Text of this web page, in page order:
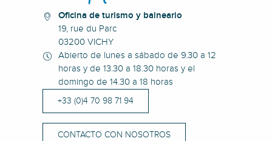
Oficina de turismo y balneario
19, rue du Parc
03200 VICHY
Abierto de lunes a sábado de 9.30 a 12
horas y de 13.30 a 18.30 horas y el
domingo de 14.30 a 18 horas
+33 (0)4 70 98 71 94
CONTACTO CON NOSOTROS